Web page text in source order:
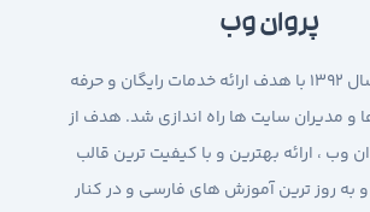
پروان وب
پروان وب در سال 1392 با هدف ارائه خدمات رایگان و حرفه
و مدیران سایت ها راه اندازی شد. هدف از
وب ، ارائه بهترین و با کیفیت ترین قالب
و به روز ترین آموزش های فارسی و در کنار